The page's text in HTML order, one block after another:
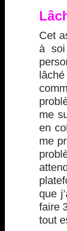
Cet
à
me
en
me
que
faire
tout